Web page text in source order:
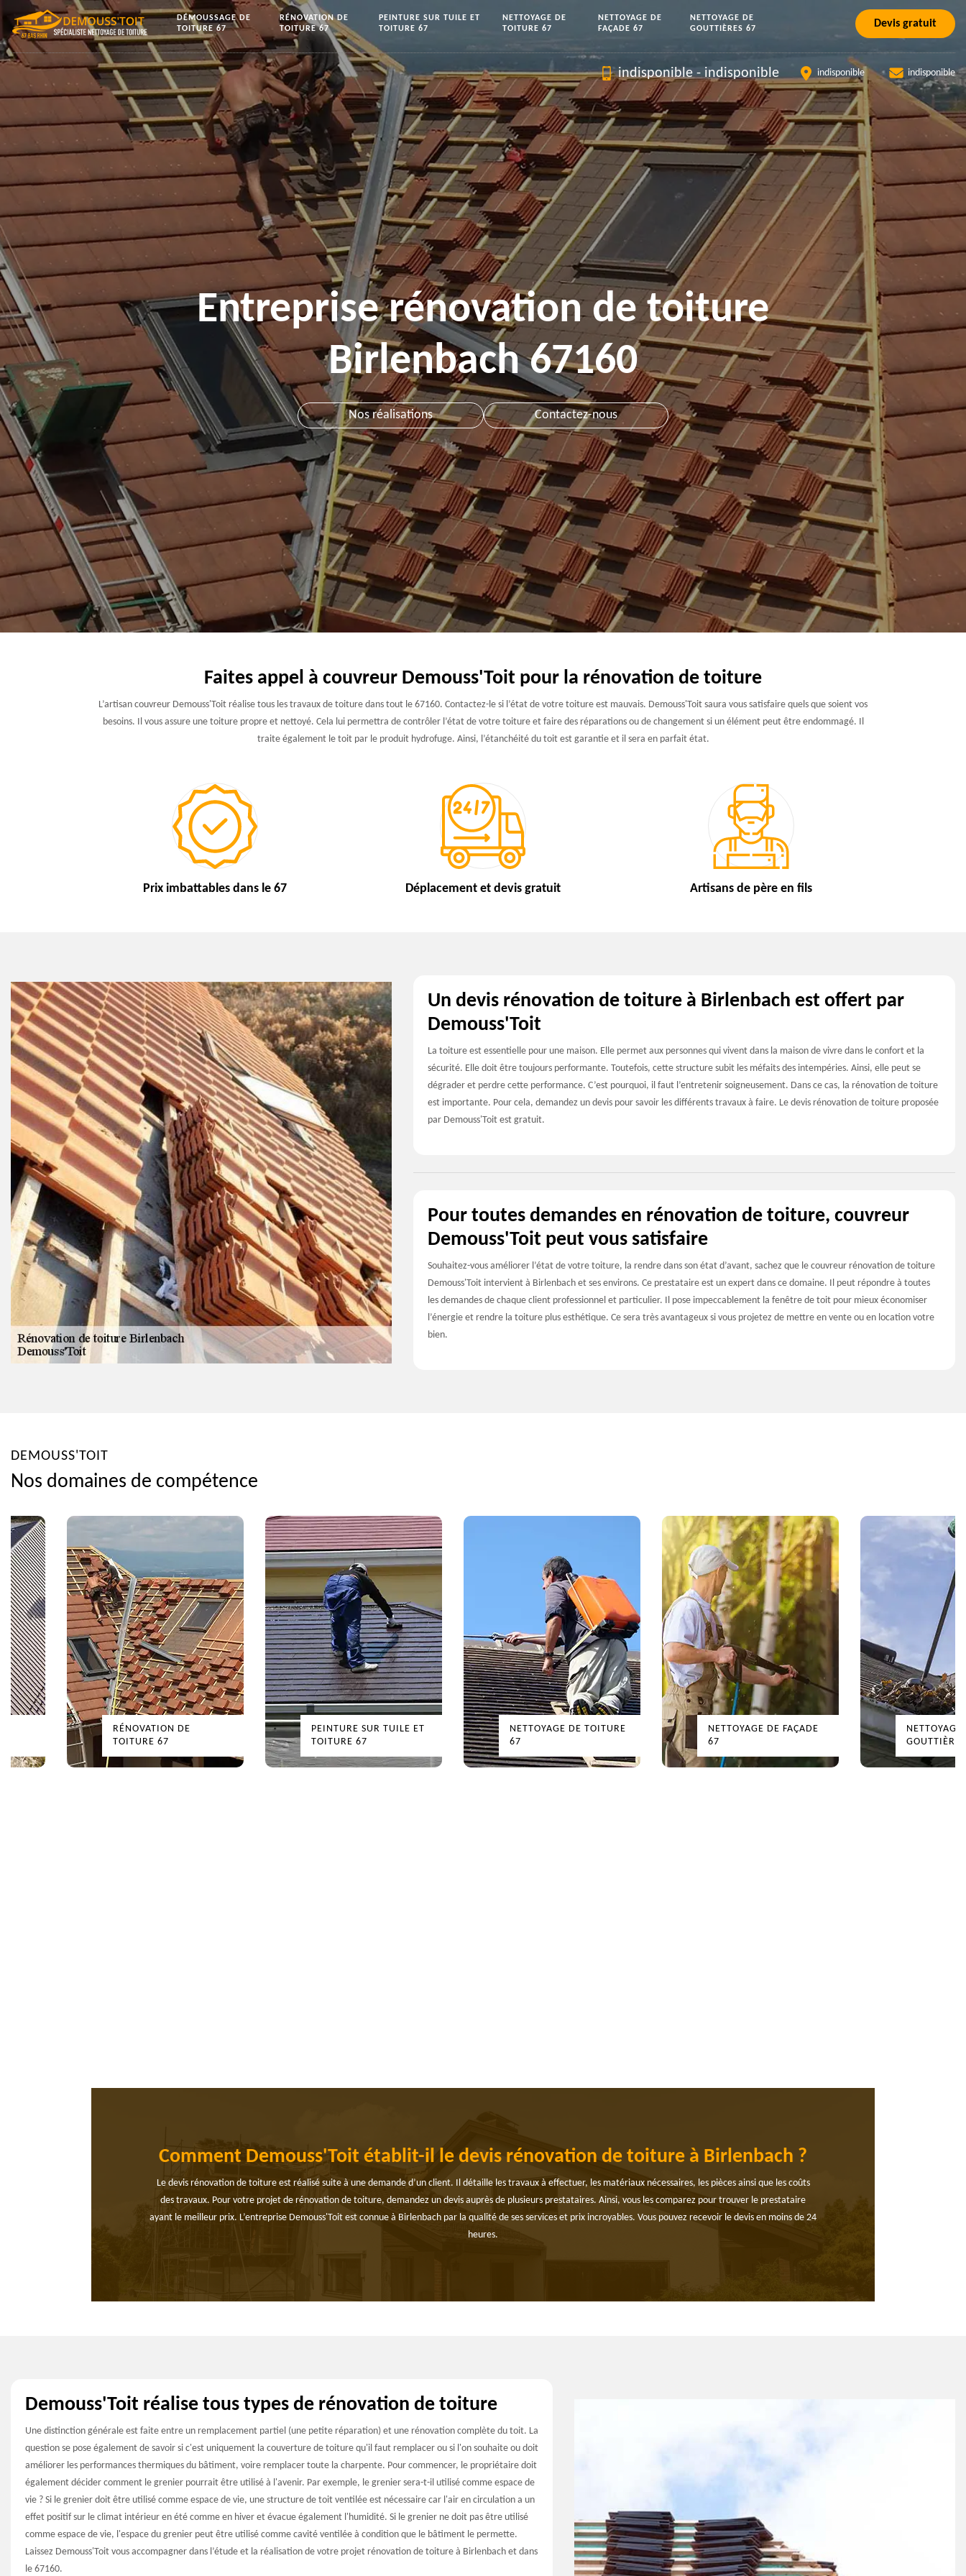
DÉMOUSSAGE DE
TOITURE 67
RÉNOVATION DE
TOITURE 67
PEINTURE SUR TUILE ET
TOITURE 67
NETTOYAGE DE
TOITURE 67
NETTOYAGE DE
FAÇADE 67
NETTOYAGE DE
GOUTTIÈRES 67
Devis gratuit
indisponible - indisponible indisponible indisponible
Entreprise rénovation de toiture
Birlenbach 67160
Nos réalisations Contactez-nous
Faites appel à couvreur Demouss'Toit pour la rénovation de toiture
L’artisan couvreur Demouss'Toit réalise tous les travaux de toiture dans tout le 67160. Contactez-le si l’état de votre toiture est mauvais. Demouss'Toit saura vous satisfaire quels que soient vos
besoins. Il vous assure une toiture propre et nettoyé. Cela lui permettra de contrôler l’état de votre toiture et faire des réparations ou de changement si un élément peut être endommagé. Il
traite également le toit par le produit hydrofuge. Ainsi, l’étanchéité du toit est garantie et il sera en parfait état.
Prix imbattables dans le 67 Déplacement et devis gratuit Artisans de père en fils
Un devis rénovation de toiture à Birlenbach est offert par
Demouss'Toit
La toiture est essentielle pour une maison. Elle permet aux personnes qui vivent dans la maison de vivre dans le confort et la
sécurité. Elle doit être toujours performante. Toutefois, cette structure subit les méfaits des intempéries. Ainsi, elle peut se
dégrader et perdre cette performance. C’est pourquoi, il faut l’entretenir soigneusement. Dans ce cas, la rénovation de toiture
est importante. Pour cela, demandez un devis pour savoir les différents travaux à faire. Le devis rénovation de toiture proposée
par Demouss'Toit est gratuit.
Pour toutes demandes en rénovation de toiture, couvreur
Demouss'Toit peut vous satisfaire
Souhaitez-vous améliorer l’état de votre toiture, la rendre dans son état d’avant, sachez que le couvreur rénovation de toiture
Demouss'Toit intervient à Birlenbach et ses environs. Ce prestataire est un expert dans ce domaine. Il peut répondre à toutes
les demandes de chaque client professionnel et particulier. Il pose impeccablement la fenêtre de toit pour mieux économiser
l’énergie et rendre la toiture plus esthétique. Ce sera très avantageux si vous projetez de mettre en vente ou en location votre
bien.
DEMOUSS'TOIT
Nos domaines de compétence
RÉNOVATION DE
TOITURE 67
PEINTURE SUR TUILE ET
TOITURE 67
NETTOYAGE DE TOITURE
67
NETTOYAGE DE FAÇADE
67
NETTOYAGE
GOUTTIÈRES
Comment Demouss'Toit établit-il le devis rénovation de toiture à Birlenbach ?
Le devis rénovation de toiture est réalisé suite à une demande d’un client. Il détaille les travaux à effectuer, les matériaux nécessaires, les pièces ainsi que les coûts
des travaux. Pour votre projet de rénovation de toiture, demandez un devis auprès de plusieurs prestataires. Ainsi, vous les comparez pour trouver le prestataire
ayant le meilleur prix. L’entreprise Demouss'Toit est connue à Birlenbach par la qualité de ses services et prix incroyables. Vous pouvez recevoir le devis en moins de 24
heures.
Demouss'Toit réalise tous types de rénovation de toiture
Une distinction générale est faite entre un remplacement partiel (une petite réparation) et une rénovation complète du toit. La
question se pose également de savoir si c'est uniquement la couverture de toiture qu'il faut remplacer ou si l'on souhaite ou doit
améliorer les performances thermiques du bâtiment, voire remplacer toute la charpente. Pour commencer, le propriétaire doit
également décider comment le grenier pourrait être utilisé à l'avenir. Par exemple, le grenier sera-t-il utilisé comme espace de
vie ? Si le grenier doit être utilisé comme espace de vie, une structure de toit ventilée est nécessaire car l'air en circulation a un
effet positif sur le climat intérieur en été comme en hiver et évacue également l'humidité. Si le grenier ne doit pas être utilisé
comme espace de vie, l'espace du grenier peut être utilisé comme cavité ventilée à condition que le bâtiment le permette.
Laissez Demouss'Toit vous accompagner dans l’étude et la réalisation de votre projet rénovation de toiture à Birlenbach et dans
le 67160.